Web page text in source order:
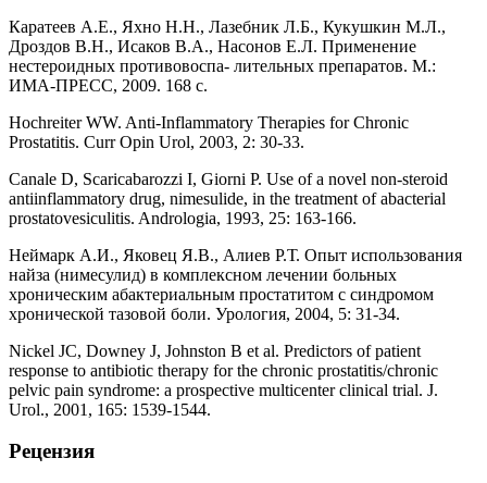
Каратеев А.Е., Яхно Н.Н., Лазебник Л.Б., Кукушкин М.Л.,
Дроздов В.Н., Исаков В.А., Насонов Е.Л. Применение
нестероидных противовоспа- лительных препаратов. М.:
ИМА-ПРЕСС, 2009. 168 с.
Hochreiter WW. Anti-Inflammatory Therapies for Chronic
Prostatitis. Curr Opin Urol, 2003, 2: 30-33.
Canale D, Scaricabarozzi I, Giorni P. Use of a novel non-steroid
antiinflammatory drug, nimesulide, in the treatment of abacterial
prostatovesiculitis. Andrologia, 1993, 25: 163-166.
Неймарк А.И., Яковец Я.В., Алиев Р.Т. Опыт использования
найза (нимесулид) в комплексном лечении больных
хроническим абактериальным простатитом с синдромом
хронической тазовой боли. Урология, 2004, 5: 31-34.
Nickel JC, Downey J, Johnston B et al. Predictors of patient
response to antibiotic therapy for the chronic prostatitis/chronic
pelvic pain syndrome: a prospective multicenter clinical trial. J.
Urol., 2001, 165: 1539-1544.
Рецензия